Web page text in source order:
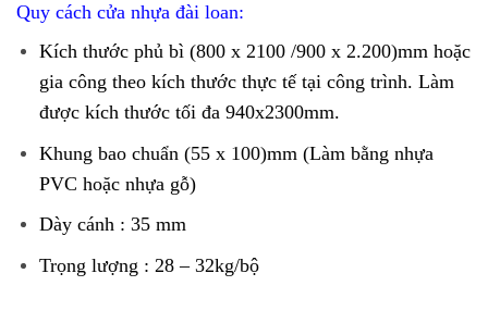
Quy cách cửa nhựa đài loan:
Kích thước phủ bì (800 x 2100 /900 x 2.200)mm hoặc
gia công theo kích thước thực tế tại công trình. Làm
được kích thước tối đa 940x2300mm.
Khung bao chuẩn (55 x 100)mm (Làm bằng nhựa
PVC hoặc nhựa gỗ)
Dày cánh : 35 mm
Trọng lượng : 28 – 32kg/bộ